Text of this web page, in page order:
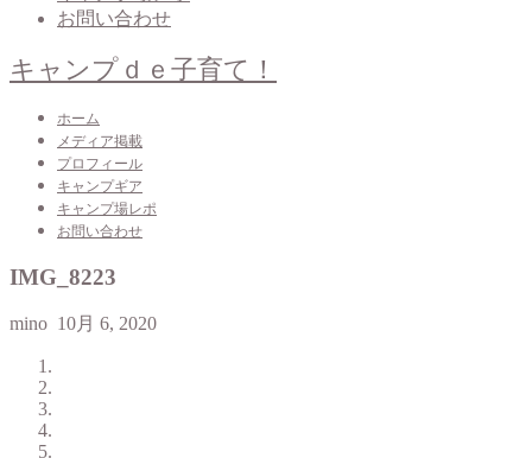
お問い合わせ
キャンプｄｅ子育て！
ホーム
メディア掲載
プロフィール
キャンプギア
キャンプ場レポ
お問い合わせ
IMG_8223
mino 10月 6, 2020